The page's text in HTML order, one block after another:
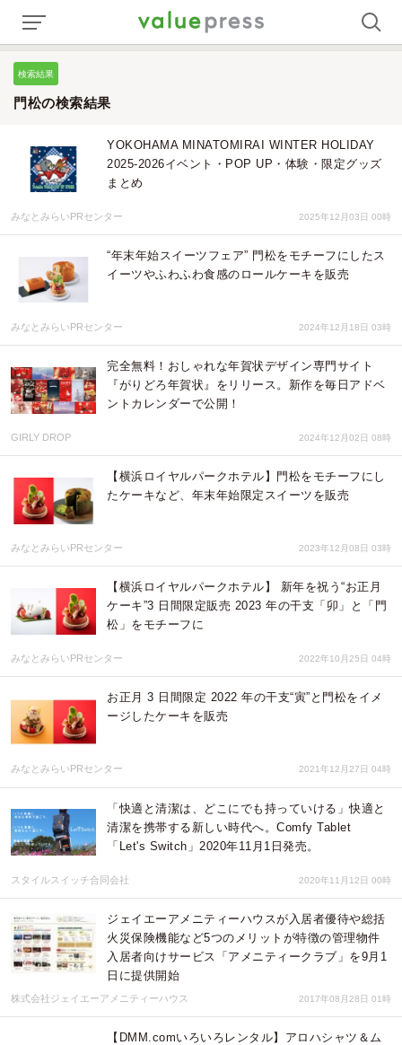
検索結果
門松の検索結果
YOKOHAMA MINATOMIRAI WINTER HOLIDAY
2025-2026イベント・POP UP・体験・限定グッズ
まとめ
みなとみらいPRセンター 2025年12月03日 00時
“年末年始スイーツフェア” 門松をモチーフにしたス
イーツやふわふわ食感のロールケーキを販売
みなとみらいPRセンター 2024年12月18日 03時
完全無料！おしゃれな年賀状デザイン専門サイト
『がりどろ年賀状』をリリース。新作を毎日アドベ
ントカレンダーで公開！
GIRLY DROP 2024年12月02日 08時
【横浜ロイヤルパークホテル】門松をモチーフにし
たケーキなど、年末年始限定スイーツを販売
みなとみらいPRセンター 2023年12月08日 03時
【横浜ロイヤルパークホテル】 新年を祝う“お正月
ケーキ”3 日間限定販売 2023 年の干支「卯」と「門
松」をモチーフに
みなとみらいPRセンター 2022年10月25日 04時
お正月 3 日間限定 2022 年の干支“寅”と門松をイメ
ージしたケーキを販売
みなとみらいPRセンター 2021年12月27日 04時
「快適と清潔は、どこにでも持っていける」快適と
清潔を携帯する新しい時代へ。Comfy Tablet
「Let's Switch」2020年11月1日発売。
スタイルスイッチ合同会社 2020年11月12日 00時
ジェイエーアメニティーハウスが入居者優待や総括
火災保険機能など5つのメリットが特徴の管理物件
入居者向けサービス「アメニティークラブ」を9月1
日に提供開始
株式会社ジェイエーアメニティーハウス 2017年08月28日 01時
【DMM.comいろいろレンタル】アロハシャツ＆ム